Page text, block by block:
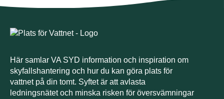
Här samlar VA SYD information och inspiration om
skyfallshantering och hur du kan göra plats för
vattnet på din tomt. Syftet är att avlasta
ledningsnätet och minska risken för översvämningar